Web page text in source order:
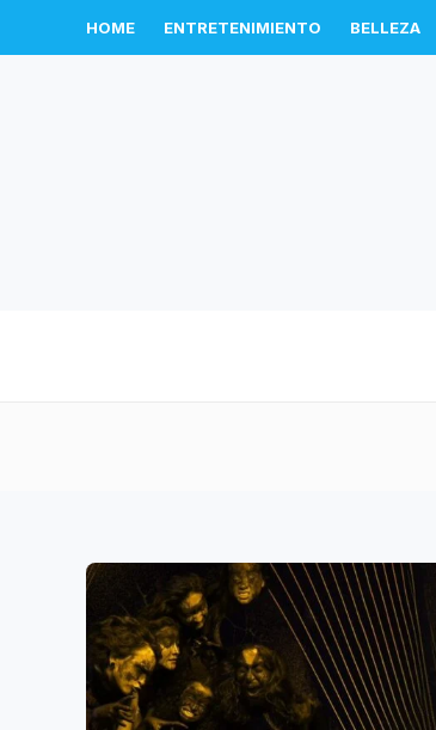
HOME ENTRETENIMIENTO BELLEZA